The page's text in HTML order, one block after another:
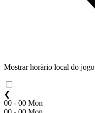
Mostrar horàrio local do jogo
❮
00 - 00 Mon